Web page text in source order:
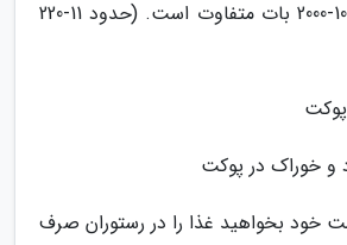
هزینه ها از شبی 100-2000 بات متفاوت است. (حدود 11-220
خود بخواهید غذا را در رستوران صرف